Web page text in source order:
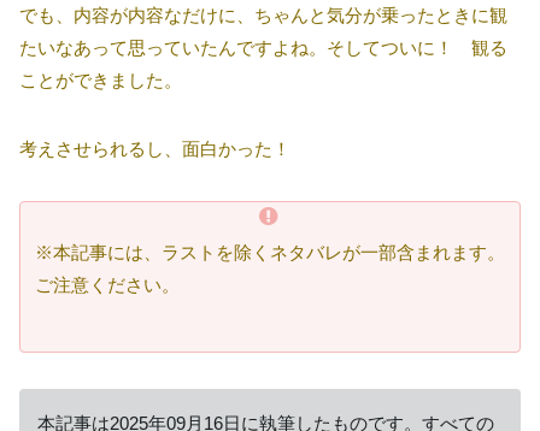
でも、内容が内容なだけに、ちゃんと気分が乗ったときに観
たいなあって思っていたんですよね。そしてついに！ 観る
ことができました。
考えさせられるし、面白かった！
※本記事には、ラストを除くネタバレが一部含まれます。
ご注意ください。
本記事は2025年09月16日に執筆したものです。すべての